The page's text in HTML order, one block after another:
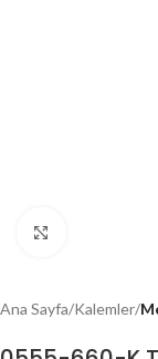
Ana Sayfa Kalemler